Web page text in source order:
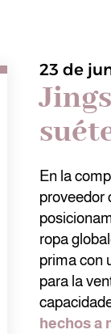
23 de
En la
proveedor
ropa
prima con
para la
hechos a